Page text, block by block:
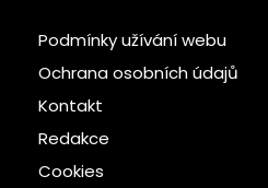
Podmínky užívání webu
Ochrana osobních údajů
Kontakt
Redakce
Cookies